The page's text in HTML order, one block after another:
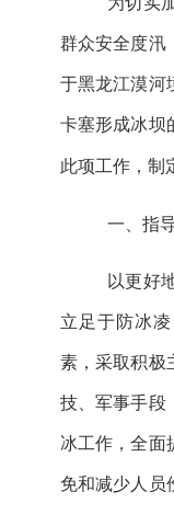
群众安全度汛
于黑龙江漠河
卡塞形成冰坝
此项工作，制
一、指
以更好
立足于防冰
素，采取积极
技、军事手段
冰工作，全面
免和减少人员